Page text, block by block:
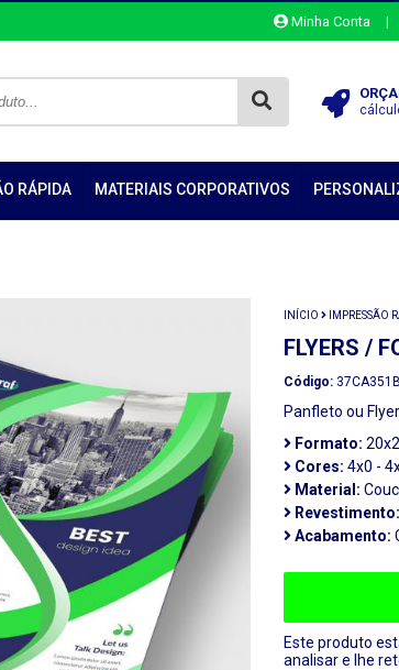
Minha Conta |
RÁPIDA MATERIAIS CORPORATIVOS
INÍCIO IMPRESSÃO
FLYERS /
Código:37CA351B
Panfleto ou
Formato:
Cores: 4x0 -
Material:
Revestimento:
Acabamento:
Este produto
analisar e lhe